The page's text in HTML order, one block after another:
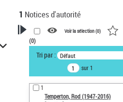
1 Notices d'autorité
VOTRE RECHERCHE
Recherche avancée dans les
notices d’autorité
Œuvres liées à l'auteur :
Temperton, Rod (1947-2016)
Voir la sélection (0)
(0)
Tri par : Défaut
sur 1
1
Temperton, Rod (1947-2016)